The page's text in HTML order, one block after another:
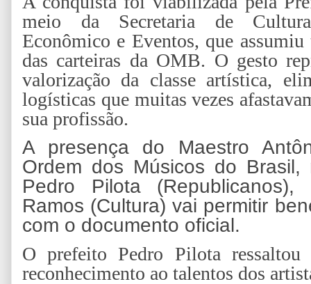
meio da Secretaria de
Econômico e Eventos, que
das carteiras da OMB. O gesto
valorização da classe artística,
logísticas que muitas vezes
sua profissão.
A presença do Maestro
Ordem dos Músicos do
Pedro Pilota
Ramos (Cultura) vai permitir
com o documento oficial.
O prefeito Pedro Pilota
reconhecimento ao talentos dos